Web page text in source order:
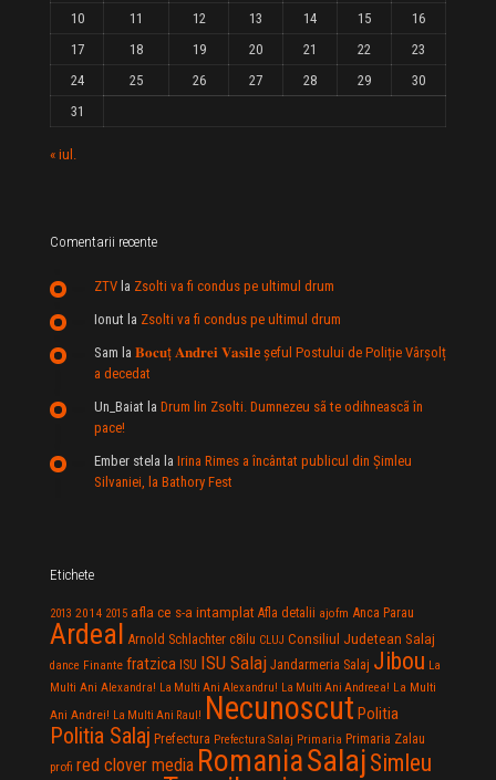
10
11 12 13 14 15
16
17
18 19 20 21 22
23
24
25 26 27 28 29
30
31
« iul.
Comentarii recente
ZTV la Zsolti va fi condus pe ultimul drum
Ionut la Zsolti va fi condus pe ultimul drum
Sam la 𝐁𝐨𝐜𝐮ț 𝐀𝐧𝐝𝐫𝐞𝐢 𝐕𝐚𝐬𝐢𝐥e şeful Postului de Poliție Vârșolț
a decedat
Un_Baiat la Drum lin Zsolti. Dumnezeu sã te odihneascã în
pace!
Ember stela la Irina Rimes a încântat publicul din Şimleu
Silvaniei, la Bathory Fest
Etichete
2013 2014 2015 afla ce s-a intamplat Afla detalii ajofm Anca Parau
Ardeal Arnold Schlachter c8ilu CLUJ Consiliul Judetean Salaj
dance Finante fratzica ISU ISU Salaj Jandarmeria Salaj Jibou La
Multi Ani Alexandra! La Multi Ani Alexandru! La Multi Ani Andreea! La Multi
Ani Andrei! La Multi Ani Raul! Necunoscut Politia
Politia Salaj Prefectura Prefectura Salaj Primaria Primaria Zalau
profi red clover media RomaniaSalaj Simleu